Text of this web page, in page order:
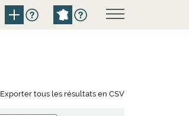
Exporter tous les résultats en CSV